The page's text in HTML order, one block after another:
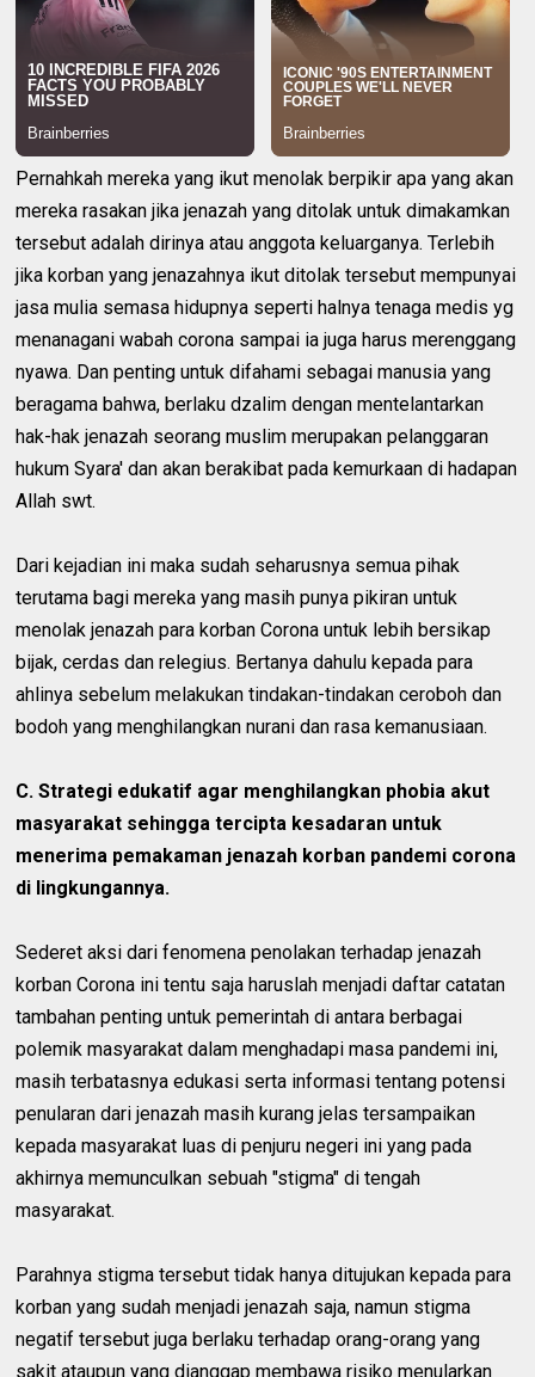
Pernahkah mereka yang ikut menolak berpikir apa yang akan
mereka rasakan jika jenazah yang ditolak untuk dimakamkan
tersebut adalah dirinya atau anggota keluarganya. Terlebih
jika korban yang jenazahnya ikut ditolak tersebut mempunyai
jasa mulia semasa hidupnya seperti halnya tenaga medis yg
menanagani wabah corona sampai ia juga harus merenggang
nyawa. Dan penting untuk difahami sebagai manusia yang
beragama bahwa, berlaku dzalim dengan mentelantarkan
hak-hak jenazah seorang muslim merupakan pelanggaran
hukum Syara' dan akan berakibat pada kemurkaan di hadapan
Allah swt.
Dari kejadian ini maka sudah seharusnya semua pihak
terutama bagi mereka yang masih punya pikiran untuk
menolak jenazah para korban Corona untuk lebih bersikap
bijak, cerdas dan relegius. Bertanya dahulu kepada para
ahlinya sebelum melakukan tindakan-tindakan ceroboh dan
bodoh yang menghilangkan nurani dan rasa kemanusiaan.
C. Strategi edukatif agar menghilangkan phobia akut
masyarakat sehingga tercipta kesadaran untuk
menerima pemakaman jenazah korban pandemi corona
di lingkungannya.
Sederet aksi dari fenomena penolakan terhadap jenazah
korban Corona ini tentu saja haruslah menjadi daftar catatan
tambahan penting untuk pemerintah di antara berbagai
polemik masyarakat dalam menghadapi masa pandemi ini,
masih terbatasnya edukasi serta informasi tentang potensi
penularan dari jenazah masih kurang jelas tersampaikan
kepada masyarakat luas di penjuru negeri ini yang pada
akhirnya memunculkan sebuah "stigma" di tengah
masyarakat.
Parahnya stigma tersebut tidak hanya ditujukan kepada para
korban yang sudah menjadi jenazah saja, namun stigma
negatif tersebut juga berlaku terhadap orang-orang yang
sakit ataupun yang dianggap membawa risiko menularkan